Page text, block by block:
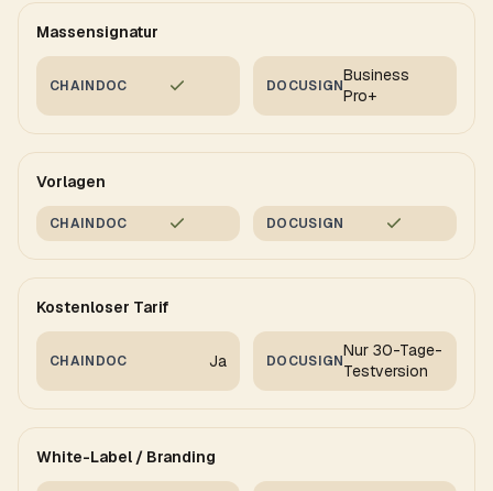
Massensignatur
CHAINDOC DOCUSIGN
Business
Pro+
Vorlagen
CHAINDOC DOCUSIGN
Kostenloser Tarif
CHAINDOC Ja DOCUSIGN
Nur 30-Tage-
Testversion
White-Label / Branding